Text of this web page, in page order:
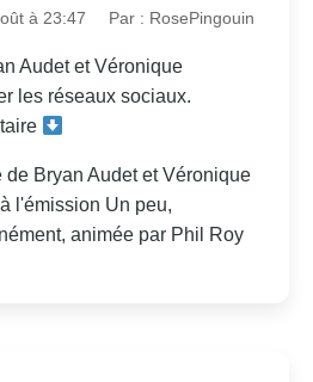
à 23:47 Par : RosePingouin
Audet et Véronique
les réseaux sociaux.
de Bryan Audet et Véronique
l'émission Un peu,
animée par Phil Roy